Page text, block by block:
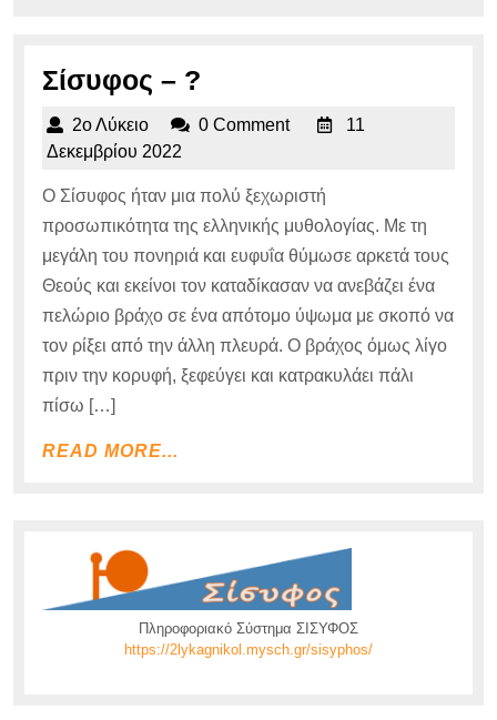
Σίσυφος – ?
–
2ο Λύκειο2ο
Λύκειο
0 Comment
11
Δεκεμβρίου 2022
2022
Ο Σίσυφος ήταν μια πολύ ξεχωριστή
προσωπικότητα της ελληνικής μυθολογίας. Με τη
μεγάλη του πονηριά και ευφυΐα θύμωσε αρκετά τους
Θεούς και εκείνοι τον καταδίκασαν να ανεβάζει ένα
πελώριο βράχο σε ένα απότομο ύψωμα με σκοπό να
τον ρίξει από την άλλη πλευρά. Ο βράχος όμως λίγο
πριν την κορυφή, ξεφεύγει και κατρακυλάει πάλι
πίσω […]
READ MORE...
Πληροφοριακό Σύστημα ΣΙΣΥΦΟΣ
https://2lykagnikol.mysch.gr/sisyphos/